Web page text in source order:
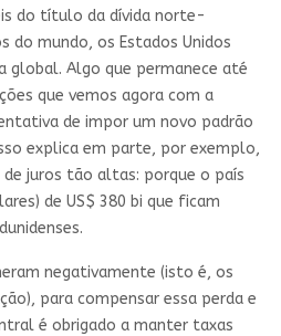
do título da dívida norte-
do mundo, os Estados Unidos
global. Algo que permanece até
que vemos agora com a
de impor um novo padrão
explica em parte, por exemplo,
juros tão altas: porque o país
de US$ 380 bi que ficam
negativamente (isto é, os
para compensar essa perda e
é obrigado a manter taxas